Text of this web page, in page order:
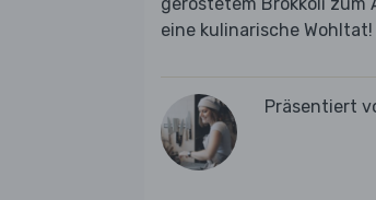
geröstetem Brokkoli zum
eine kulinarische Wohltat!
Präsentiert